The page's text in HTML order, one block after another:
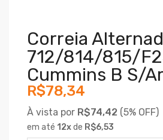
Correia
712/814/815/
Cummins B S/ar
R$78,34
À vista por R$74,42 (5% OFF)
em até 12xde R$6,53